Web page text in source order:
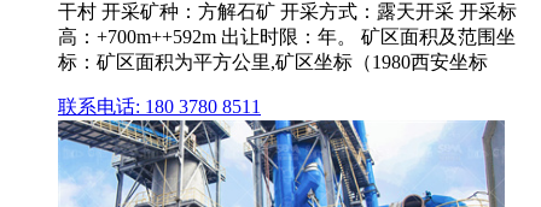
干村 开采矿种：方解石矿 开采方式：露天开采 开采标
高：+700m++592m 出让时限：年。 矿区面积及范围坐
标：矿区面积为平方公里,矿区坐标（1980西安坐标
联系电话: 180 3780 8511